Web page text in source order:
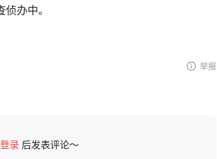
办中。
举报
登录 后发表评论～